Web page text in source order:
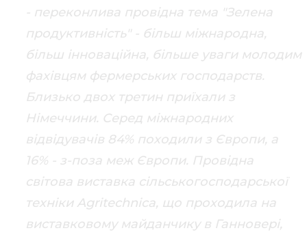
- переконлива провідна тема "Зелена
продуктивність" - більш міжнародна,
більш інноваційна, більше уваги молодим
фахівцям фермерських господарств.
Близько двох третин приїхали з
Німеччини. Серед міжнародних
відвідувачів 84% походили з Європи, а
16% - з-поза меж Європи. Провідна
світова виставка сільськогосподарської
техніки Agritechnica, що проходила на
виставковому майданчику в Ганновері,